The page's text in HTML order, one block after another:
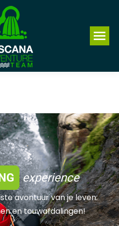
experience
avontuur van je leven:
en touwafdalingen!